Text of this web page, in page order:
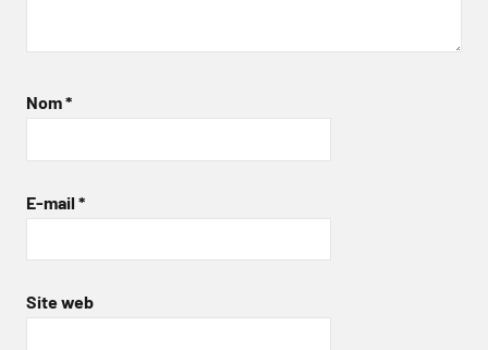
Nom*
E-mail *
Site web